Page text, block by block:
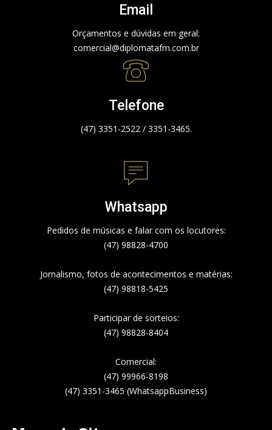
Email
Orçamentos e dúvidas em geral:
comercial@diplomatafm.com.br
Telefone
(47) 3351-2522 / 3351-3465.
Whatsapp
Pedidos de músicas e falar com os locutores:
(47) 98828-4700
Jornalismo, fotos de acontecimentos e matérias:
(47) 98818-5425
Participar de sorteios:
(47) 98828-8404
Comercial:
(47) 99966-8198
(47) 3351-3465 (WhatsappBusiness)